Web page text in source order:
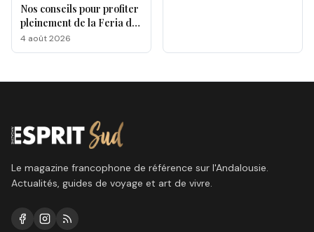
Nos conseils pour profiter
pleinement de la Feria de
Málaga 2026
4 août 2026
Le magazine francophone de référence sur l'Andalousie.
Actualités, guides de voyage et art de vivre.